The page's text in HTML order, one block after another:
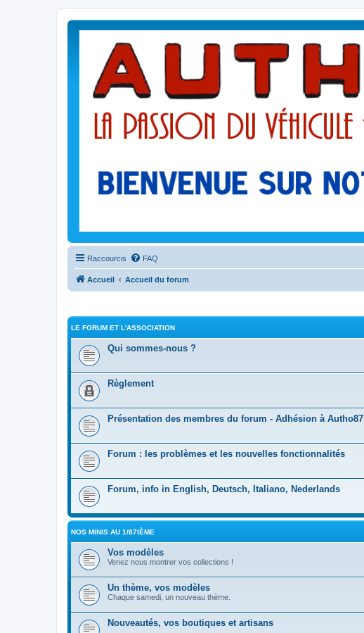
Raccourcis FAQ
Accueil Accueil du forum
LE FORUM ET L'ASSOCIATION
Qui sommes-nous ?
Règlement
Présentation des membres du forum - Adhésion à Autho87
Forum : les problèmes et les nouvelles fonctionnalités
Forum, info in English, Deutsch, Italiano, Nederlands
NOS MINIS AU 1/87IÈME
Vos modèles
Venez nous montrer vos collections !
Un thème, vos modèles
Chaque samedi, un nouveau thème.
Nouveautés, vos boutiques et artisans